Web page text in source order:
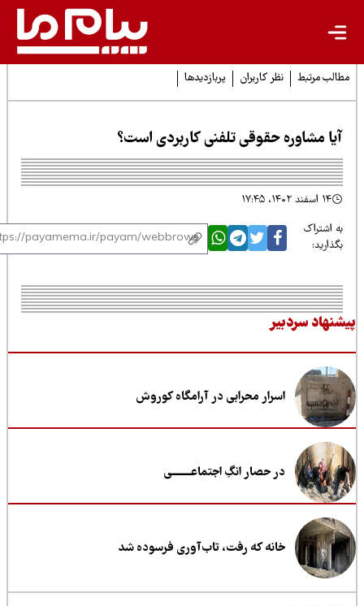
مرتبط نظر کاربران پربازدیدها
مشاوره حقوقی تلفنی کاربردی است؟
اشتراک
سردبیر
اسرار محرابی در آرامگاه کوروش
در حصار انگِ اجتماعــــــــی
خانه که رفت، تاب‌آوری فرسوده شد